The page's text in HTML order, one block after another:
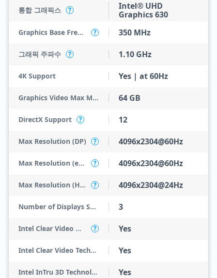
통합 그래픽스 ?
Intel® UHD
Graphics 630
Graphics Base Frequency ? 350 MHz
그래픽 주파수 ? 1.10 GHz
4K Support Yes | at 60Hz
Graphics Video Max Memory 64 GB
DirectX Support ? 12
Max Resolution (DP) ? 4096x2304@60Hz
Max Resolution (eDP - Integrated Flat Panel) ? 4096x2304@60Hz
Max Resolution (HDMI) ? 4096x2304@24Hz
Number of Displays Supported 3
Intel Clear Video HD Technology ? Yes
Intel Clear Video Technology Yes
Intel InTru 3D Technology Yes